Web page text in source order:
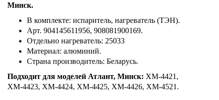
Минск.
В комплекте: испаритель, нагреватель (ТЭН).
Арт. 904145611956, 908081900169.
Отдельно нагреватель: 25033
Материал: алюминий.
Страна производитель: Беларусь.
Подходит для моделей Атлант, Минск: ХМ-4421,
ХМ-4423, ХМ-4424, ХМ-4425, ХМ-4426, ХМ-4521.